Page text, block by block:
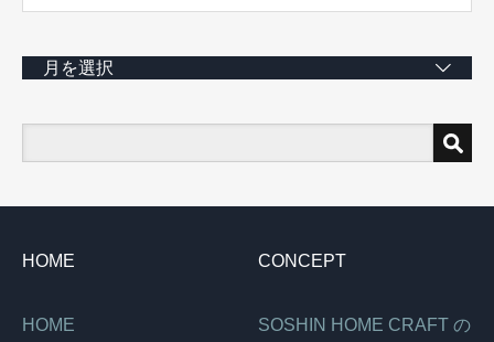
月を選択
HOME
HOME
CONCEPT
SOSHIN HOME CRAFT の